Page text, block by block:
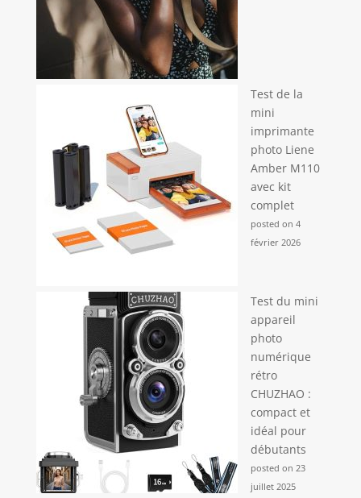
Test de la
mini
imprimante
photo Liene
Amber M110
avec kit
complet
posted on 4
février 2026
Test du mini
appareil
photo
numérique
rétro
CHUZHAO :
compact et
idéal pour
débutants
posted on 23
juillet 2025